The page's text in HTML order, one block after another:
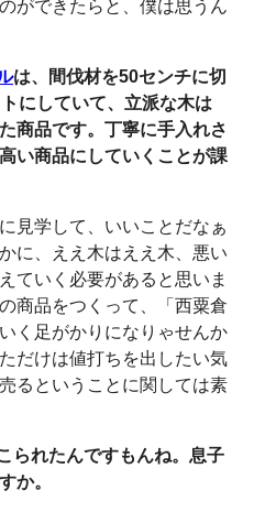
ができたらと、僕は思うん
は、間伐材を50センチに切
にしていて、立派な木は
商品です。丁寧に手入れさ
い商品にしていくことが課
見学して、いいことだなぁ
に、ええ木はええ木、悪い
ていく必要があると思いま
商品をつくって、「西粟倉
く足がかりになりゃせんか
だけは値打ちを出したい気
るということに関しては素
られたんですもんね。息子
か。